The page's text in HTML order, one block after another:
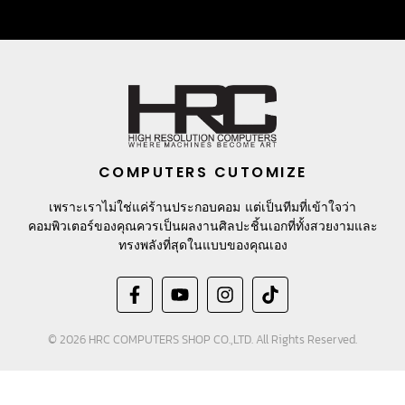
COMPUTERS CUTOMIZE
เพราะเราไม่ใช่แค่ร้านประกอบคอม แต่เป็นทีมที่เข้าใจว่า
คอมพิวเตอร์ของคุณควรเป็นผลงานศิลปะชิ้นเอกที่ทั้งสวยงามและ
ทรงพลังที่สุดในแบบของคุณเอง
© 2026 HRC COMPUTERS SHOP CO.,LTD. All Rights Reserved.